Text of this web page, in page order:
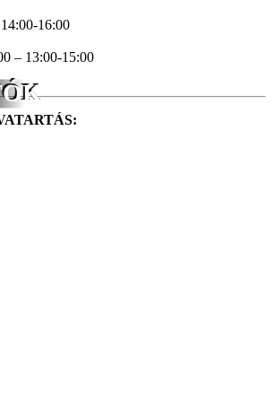
16:00
– 13:00-15:00